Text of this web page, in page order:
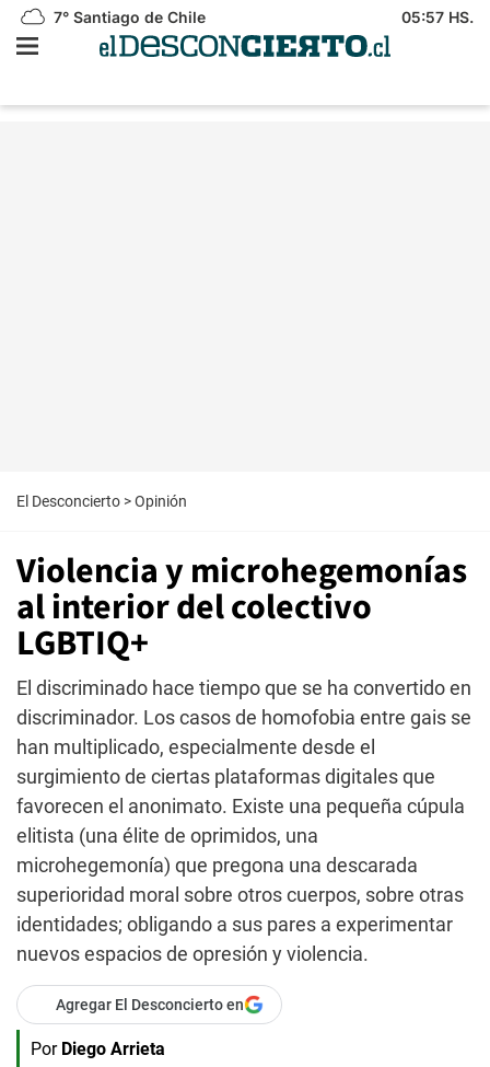
7° Santiago de Chile 05:57 HS.
El Desconcierto >Opinión
Violencia y microhegemonías
al interior del colectivo
LGBTIQ+
El discriminado hace tiempo que se ha convertido en
discriminador. Los casos de homofobia entre gais se
han multiplicado, especialmente desde el
surgimiento de ciertas plataformas digitales que
favorecen el anonimato. Existe una pequeña cúpula
elitista (una élite de oprimidos, una
microhegemonía) que pregona una descarada
superioridad moral sobre otros cuerpos, sobre otras
identidades; obligando a sus pares a experimentar
nuevos espacios de opresión y violencia.
Agregar El Desconcierto en
Por Diego Arrieta